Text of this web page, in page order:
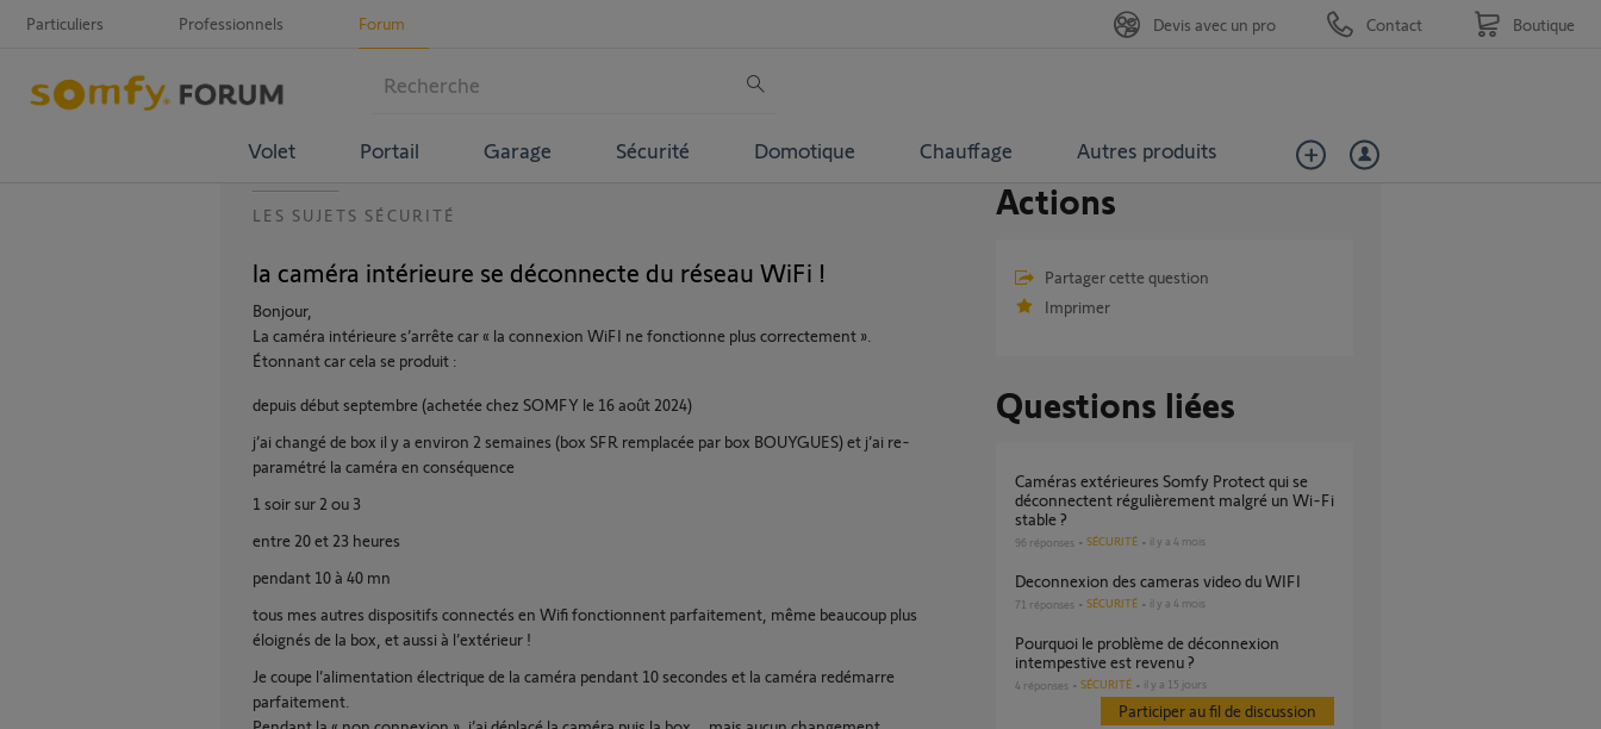
Particuliers Professionnels Forum
Volet Portail Garage Sécurité Domotique Chauffage Autres produits
Devis avec un pro Contact Boutique
LES SUJETS SÉCURITÉ
la caméra intérieure se déconnecte du réseau WiFi !
Bonjour,
La caméra intérieure s’arrête car « la connexion WiFI ne fonctionne plus correctement ».
Étonnant car cela se produit :
depuis début septembre (achetée chez SOMFY le 16 août 2024)
j’ai changé de box il y a environ 2 semaines (box SFR remplacée par box BOUYGUES) et j’ai re-
paramétré la caméra en conséquence
1 soir sur 2 ou 3
entre 20 et 23 heures
pendant 10 à 40 mn
tous mes autres dispositifs connectés en Wifi fonctionnent parfaitement, même beaucoup plus
éloignés de la box, et aussi à l’extérieur !
Je coupe l’alimentation électrique de la caméra pendant 10 secondes et la caméra redémarre
parfaitement.
Actions
Partager cette question
Imprimer
Questions liées
Caméras extérieures Somfy Protect qui se
déconnectent régulièrement malgré un Wi-Fi
stable ?
96 réponses SÉCURITÉ il y a 4 mois
Deconnexion des cameras video du WIFI
71 réponses SÉCURITÉ il y a 4 mois
Pourquoi le problème de déconnexion
intempestive est revenu ?
4 réponses SÉCURITÉ il y a 15 jours
Participer au fil de discussion